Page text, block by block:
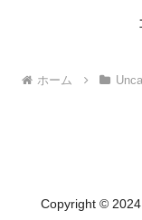
ホーム
Copyright © 2024